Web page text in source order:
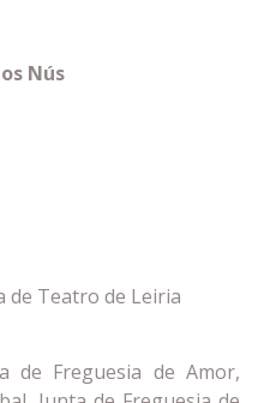
Nús
de Teatro de Leiria
de Freguesia de Amor,